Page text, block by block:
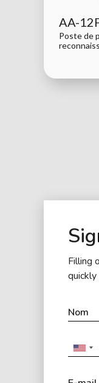
AA-
Poste de
Filling